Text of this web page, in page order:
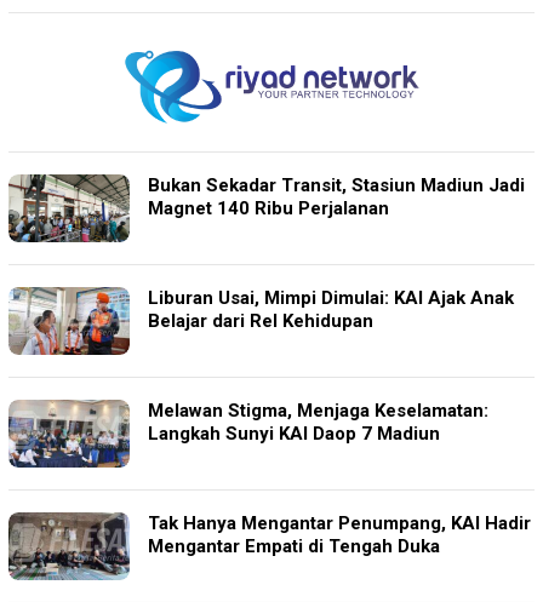
Bukan Sekadar Transit, Stasiun Madiun Jadi
Magnet 140 Ribu Perjalanan
Liburan Usai, Mimpi Dimulai: KAI Ajak Anak
Belajar dari Rel Kehidupan
Melawan Stigma, Menjaga Keselamatan:
Langkah Sunyi KAI Daop 7 Madiun
Tak Hanya Mengantar Penumpang, KAI Hadir
Mengantar Empati di Tengah Duka